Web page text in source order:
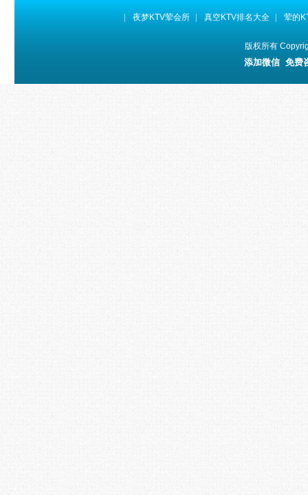
夜梦KTV荤会所 真空KTV排名大全 荤的
版权所有
添加微信 免费